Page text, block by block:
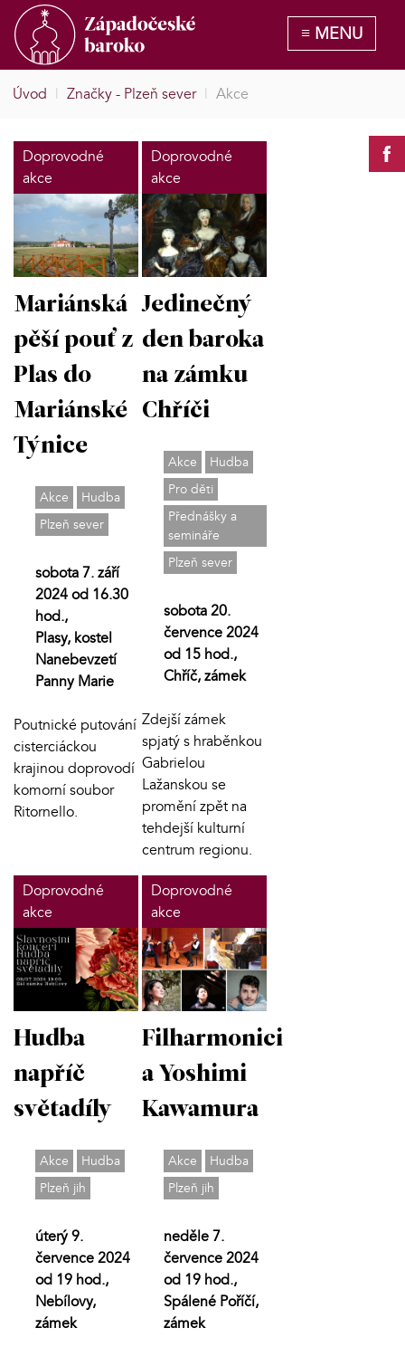
Úvod | Značky - Plzeň sever | Akce
Doprovodné
akce
Mariánská
pěší pouť z
Plas do
Mariánské
Týnice
Akce
Hudba
Plzeň sever
sobota 7. září
2024 od 16.30
hod.,
Plasy, kostel
Nanebevzetí
Panny Marie
Poutnické putování
cisterciáckou
krajinou doprovodí
komorní soubor
Ritornello.
Doprovodné
akce
Jedinečný
den baroka
na zámku
Chříči
Akce
Hudba
Pro děti
Přednášky a
semináře
Plzeň sever
sobota 20.
července 2024
od 15 hod.,
Chříč, zámek
Zdejší zámek
spjatý s hraběnkou
Gabrielou
Lažanskou se
promění zpět na
tehdejší kulturní
centrum regionu.
Doprovodné
akce
Hudba
napříč
světadíly
Akce
Hudba
Plzeň jih
úterý 9.
července 2024
od 19 hod.,
Nebílovy,
zámek
Doprovodné
akce
Filharmonici
a Yoshimi
Kawamura
Akce
Hudba
Plzeň jih
neděle 7.
července 2024
od 19 hod.,
Spálené Poříčí,
zámek